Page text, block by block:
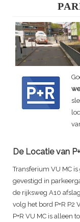
De Locatie van
Transferium VU MC
gevestigd in
de rijksweg A10
volg het bord P+R P2
P+R VU MC is alleen